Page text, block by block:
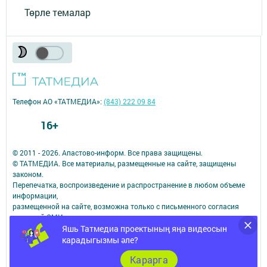
Төрле темалар
Яшь Татмедиа проектының яңа видеосын
карадыгызмы әле?
Карарга
© 2011 - 2026. Апастово-информ. Все права защищены.
© ТАТМЕДИА. Все материалы, размещенные на сайте, защищены
законом.
Перепечатка, воспроизведение и распространение в любом объеме
информации,
размещенной на сайте, возможна только с письменного согласия
редакций СМИ.
При поддержке Республиканского агентства по печати и массовым
коммуникациям.
Наименование СМИ: Апастово-информ
СМИ зарегистрировано Федеральной службой по надзору в сфере
Телефон АО «ТАТМЕДИА»:(843) 222 09 84
16+